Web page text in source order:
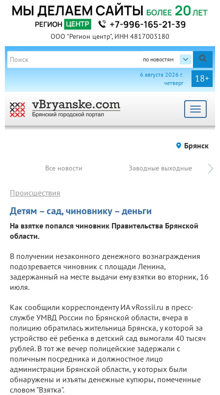
ООО "Регион центр", ИНН 4817003180
по новостям
18+
6 августа 2026 г.
четверг
Toggle
Брянск
Все новости Заводные выходные
Детям – сад, чиновнику – деньги
Происшествия
На взятке попался чиновник Правительства Брянской
области.
В получении незаконного денежного вознаграждения
подозревается чиновник с площади Ленина,
задержанный на месте выдачи ему взятки во вторник, 16
июля.
Как сообщили корреспонденту ИА vRossii.ru в пресс-
службе УМВД России по Брянской области, вчера в
полицию обратилась жительница Брянска, у которой за
устройство её ребенка в детский сад вымогали 40 тысяч
рублей. В тот же вечер полицейские задержали с
поличным посредника и должностное лицо
администрации Брянской области, у которых были
обнаружены и изъяты денежные купюры, помеченные
словом "Взятка".